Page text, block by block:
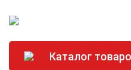
Каталог